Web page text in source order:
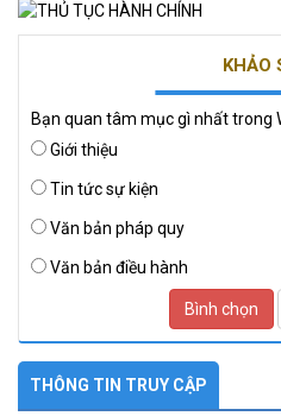
KHẢO
Bạn quan tâm mục gì nhất trong
Giới thiệu
Tin tức sự kiện
Văn bản pháp quy
Văn bản điều hành
Bình chọn
THÔNG TIN TRUY CẬP